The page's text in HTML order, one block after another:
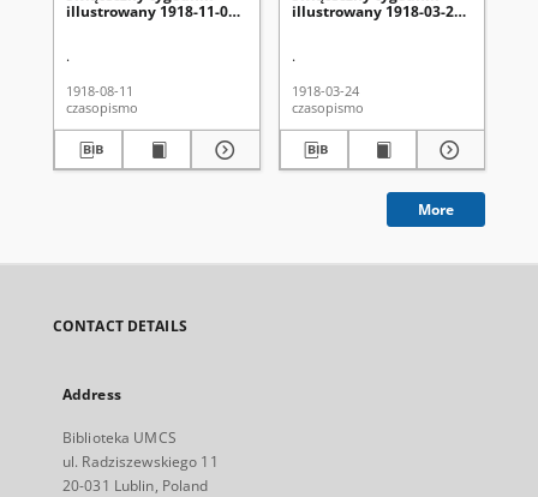
illustrowany 1918-11-08,
.
1918-08-11
czasopismo
illustrowany 1918-03-24,
.
1918-03-24
czasopismo
More
CONTACT DETAILS
Address
Biblioteka UMCS
ul. Radziszewskiego 11
20-031 Lublin, Poland